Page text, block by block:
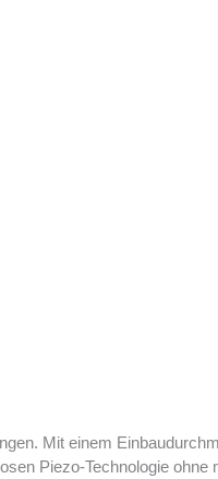
Mit einem
Piezo-Technologie ohne